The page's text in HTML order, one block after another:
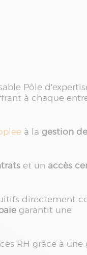
Pôle
à chaque
à la gestion
et un accès
directement
garantit une
RH grâce à une